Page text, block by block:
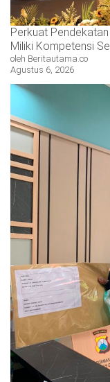
Perkuat
Miliki Kompetensi
oleh Beritautama.co
Agustus 6, 2026